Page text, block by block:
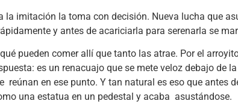
la imitación la toma con decisión. Nueva lucha que
y antes de acariciarla para serenarla se
pueden comer allí que tanto las atrae. Por el
es un renacuajo que se mete veloz debajo de
en ese punto. Y tan natural es eso que antes
una estatua en un pedestal y acaba asustándose.